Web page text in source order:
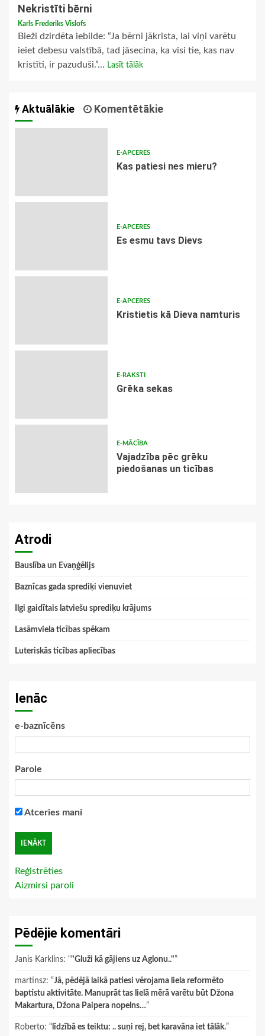
Nekristīti bērni
Karls Frederiks Vislofs
Bieži dzirdēta iebilde: “Ja bērni jākrista, lai viņi varētu
ieiet debesu valstībā, tad jāsecina, ka visi tie, kas nav
kristīti, ir pazuduši.”... Lasīt tālāk
Aktuālākie Komentētākie
E-APCERES
​Kas patiesi nes mieru?
E-APCERES
Es esmu tavs Dievs
E-APCERES
Kristietis kā Dieva namturis
E-RAKSTI
Grēka sekas
E-MĀCĪBA
Vajadzība pēc grēku
piedošanas un ticības
Atrodi
Bauslība un Evaņģēlijs
Baznīcas gada sprediķi vienuviet
Ilgi gaidītais latviešu sprediķu krājums
Lasāmviela ticības spēkam
Luteriskās ticības apliecības
Ienāc
e-baznīcēns
Parole
Atceries mani
Reģistrēties
Aizmirsi paroli
Pēdējie komentāri
Janis Karklins: “"Gluži kā gājiens uz Aglonu.."”
martinsz: “Jā, pēdējā laikā patiesi vērojama liela reformēto
baptistu aktivitāte. Manuprāt tas lielā mērā varētu būt Džona
Makartura, Džona Paipera nopelns…”
Roberto: “ līdzībā es teiktu: .. suņi rej, bet karavāna iet tālāk.”